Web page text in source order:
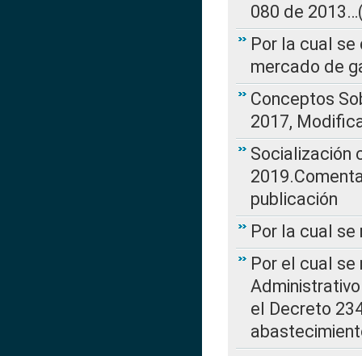
080 de
Por la cual
mercado de
Conceptos
2017,
Socialización
publicación
Por la cual se
Por el cual
el Decreto